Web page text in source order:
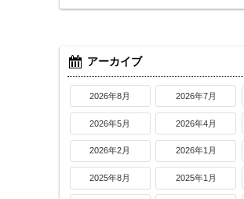
アーカイブ
2026年8月 2026年7月
2026年5月 2026年4月
2026年2月 2026年1月
2025年8月 2025年1月